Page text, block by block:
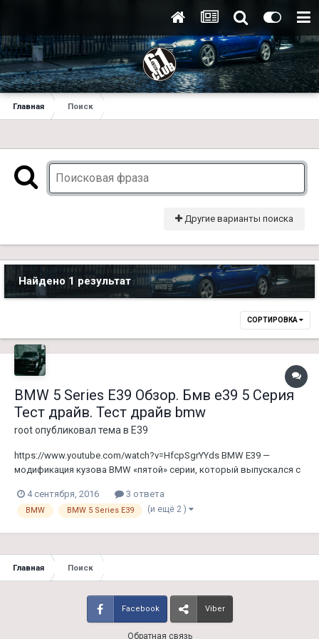
Главная Поиск
Другие варианты поиска
Найдено 1 результат
СОРТИРОВКА
BMW 5 Series E39 Обзор. Бмв е39 5 Серия
Тест драйв. Тест драйв bmw
rootопубликовал тема в E39
https://www.youtube.com/watch?v=HfcpSgrYYds BMW E39 —
модификация кузова BMW «пятой» серии, который выпускался с
кузова был BMW E34 , а ему на смену пришли BMW Е60 (в 2003
году) и BMW F10 (в 2010 году) в совершенно новом стиле BMW .
4 сентября, 2016 3 ответа
BMW BMW 5 Series E39 (и ещё 2 )
Главная Поиск
Обратная связь
Facebook Viber